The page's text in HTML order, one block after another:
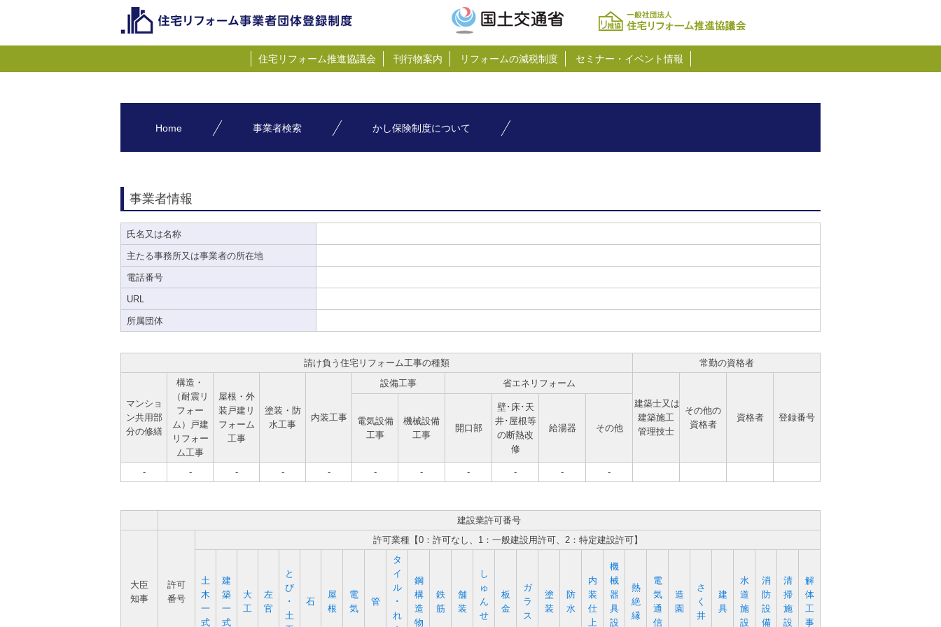
住宅リフォーム推進協議会 刊行物案内 リフォームの減税制度 セミナー・イベント情報
Home 事業者検索 かし保険制度について
事業者情報
氏名又は名称
主たる事務所又は事業者の所在地
電話番号
URL
所属団体
請け負う住宅リフォーム工事の種類 常勤の資格者
マンショ
ン共用部
分の修繕
構造・
（耐震リ
フォー
ム）戸建
リフォー
ム工事
屋根・外
装戸建リ
フォーム
工事
塗装・防
水工事
内装工事
設備工事
省エネリフォーム
建築士又は
建築施工
管理技士
その他の
資格者
資格者 登録番号
電気設備
工事
機械設備
工事
開口部
壁･床･天
井･屋根等
の断熱改
修
給湯器 その他
- - - - - - - - - - -
建設業許可番号
大臣
知事
許可
番号
許可業種【0：許可なし、1：一般建設用許可、2：特定建設許可】
土
木
一
式
建
築
一
式
大
工
左
官
と
び
･
土
石
屋
根
電
気
管
タ
イ
ル
･
れ
鋼
構
造
物
鉄
筋
舗
装
し
ゅ
ん
せ
板
金
ガ
ラ
ス
塗
装
防
水
内
装
仕
上
機
械
器
具
設
熱
絶
縁
電
気
通
信
造
園
さ
く
井
建
具
水
道
施
設
消
防
設
備
清
掃
施
設
解
体
工
事